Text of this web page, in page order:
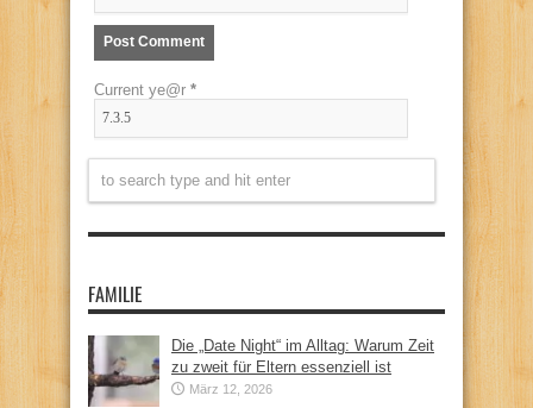
Current ye@r *
FAMILIE
Die „Date Night“ im Alltag: Warum Zeit
zu zweit für Eltern essenziell ist
März 12, 2026